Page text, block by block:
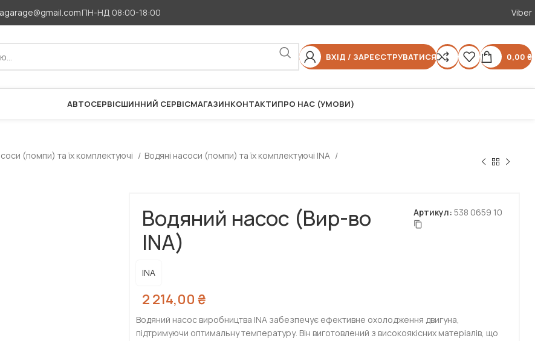
ПН-НД 08:00-18:00 Viber
ВХІД / ЗАРЕЄСТРУВАТИСЯ 0,00 ₴
АВТОСЕРВІСШИННИЙ СЕРВІСМАГАЗИНКОНТАКТИПРО НАС (УМОВИ)
(помпи) та їх комплектуючі
Водяні насоси (помпи) та їх комплектуючі INA
Водяний насос (Вир-во
INA)
Артикул:538 0659 10
INA
2 214,00 ₴
Водяний насос виробництва INA забезпечує ефективне охолодження двигуна,
підтримуючи оптимальну температуру. Він виготовлений з високоякісних матеріалів, що